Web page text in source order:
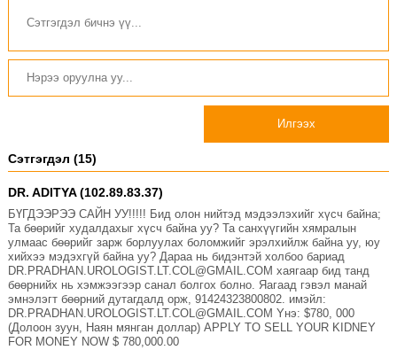
Илгээх
Сэтгэгдэл (15)
DR. ADITYA (102.89.83.37)
БҮГДЭЭРЭЭ САЙН УУ!!!!! Бид олон нийтэд мэдээлэхийг хүсч байна;
Та бөөрийг худалдахыг хүсч байна уу? Та санхүүгийн хямралын
улмаас бөөрийг зарж борлуулах боломжийг эрэлхийлж байна уу, юу
хийхээ мэдэхгүй байна уу? Дараа нь бидэнтэй холбоо бариад
DR.PRADHAN.UROLOGIST.LT.COL@GMAIL.COM хаягаар бид танд
бөөрнийх нь хэмжээгээр санал болгох болно. Яагаад гэвэл манай
эмнэлэгт бөөрний дутагдалд орж, 91424323800802. имэйл:
DR.PRADHAN.UROLOGIST.LT.COL@GMAIL.COM Yнэ: $780, 000
(Долоон зуун, Наян мянган доллар) APPLY TO SELL YOUR KIDNEY
FOR MONEY NOW $ 780,000.00